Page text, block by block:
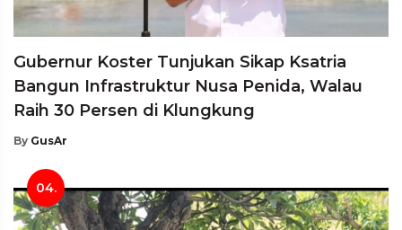
Gubernur Koster Tunjukan Sikap Ksatria
Bangun Infrastruktur Nusa Penida, Walau
Raih 30 Persen di Klungkung
By GusAr
04.